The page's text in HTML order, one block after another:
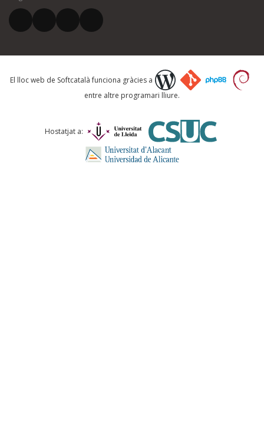
El vostre correu electrònic *
Què proposeu?
Comentari *
El lloc web de Softcatalà funciona gràcies a
entre altre programari lliure.
Hostatjat a: